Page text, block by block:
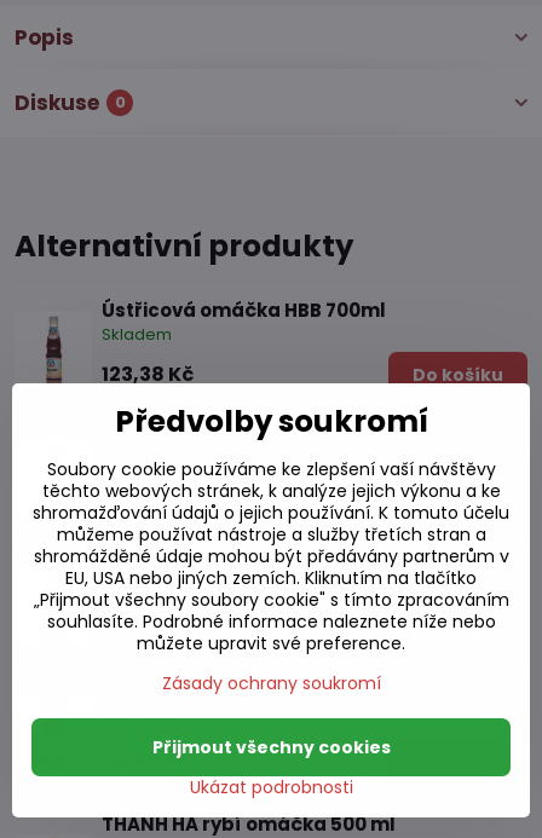
Popis
Diskuse 0
Alternativní produkty
Ústřicová omáčka HBB 700ml
Skladem
123,38 Kč Do košíku
Ústřicová omáčka 600 ml
Skladem
123,38 Kč Do košíku
Ústřicová omáčka 300 ml
Skladem
91,31 Kč Do košíku
Fermentovaná rybí omáčka 260g
Skladem
92,40 Kč
THANH HA rybí omáčka 500 ml
Předvolby soukromí
Soubory cookie používáme ke zlepšení vaší návštěvy
těchto webových stránek, k analýze jejich výkonu a ke
shromažďování údajů o jejich používání. K tomuto účelu
můžeme používat nástroje a služby třetích stran a
shromážděné údaje mohou být předávány partnerům v
EU, USA nebo jiných zemích. Kliknutím na tlačítko
„Přijmout všechny soubory cookie" s tímto zpracováním
souhlasíte. Podrobné informace naleznete níže nebo
můžete upravit své preference.
Zásady ochrany soukromí
Ukázat podrobnosti
Přijmout všechny cookies